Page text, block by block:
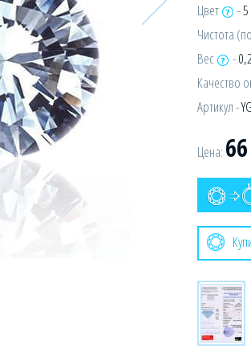
Цвет
-5
Чистота
Вес
-
Качество
Артикул -
Цена: